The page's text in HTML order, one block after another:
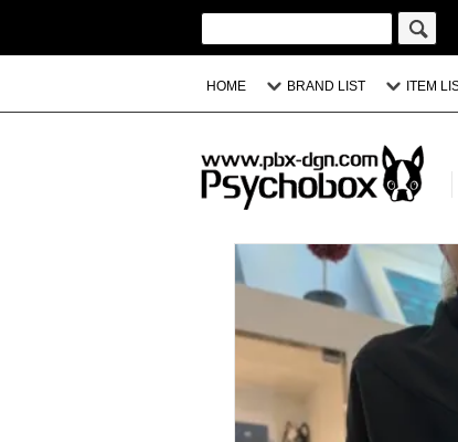
HOME BRAND LIST ITEM